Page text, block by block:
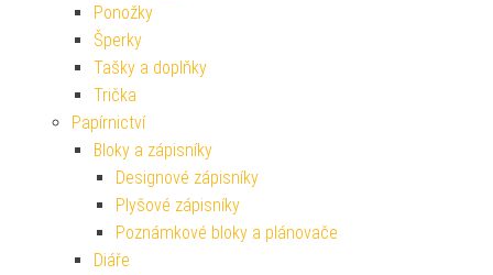
Ponožky
Šperky
Tašky a doplňky
Trička
Papírnictví
Bloky a zápisníky
Designové zápisníky
Plyšové zápisníky
Poznámkové bloky a plánovače
Diáře